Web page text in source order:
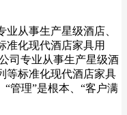
从事生产星级酒店、
准化现代酒店家具用
司专业从事生产星级酒
等标准化现代酒店家具
“管理”是根本、“客户满